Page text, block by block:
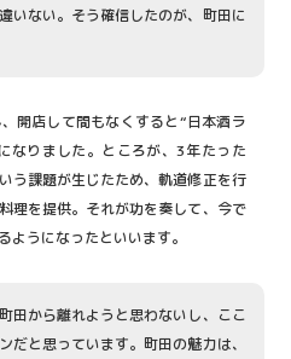
いない。そう確信したのが、町田に
開店して間もなくすると“日本酒ラ
なりました。ところが、3年たった
う課題が生じたため、軌道修正を行
理を提供。それが功を奏して、今で
ようになったといいます。
田から離れようと思わないし、ここ
だと思っています。町田の魅力は、